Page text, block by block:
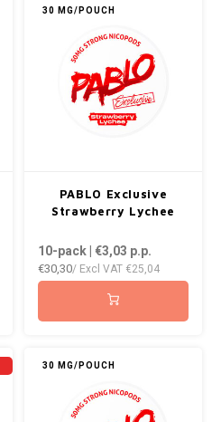
30 MG/POUCH
PABLO Exclusive
Strawberry Lychee
10-pack | €3,03 p.p.
€30,30/ Excl VAT €25,04
30 MG/POUCH